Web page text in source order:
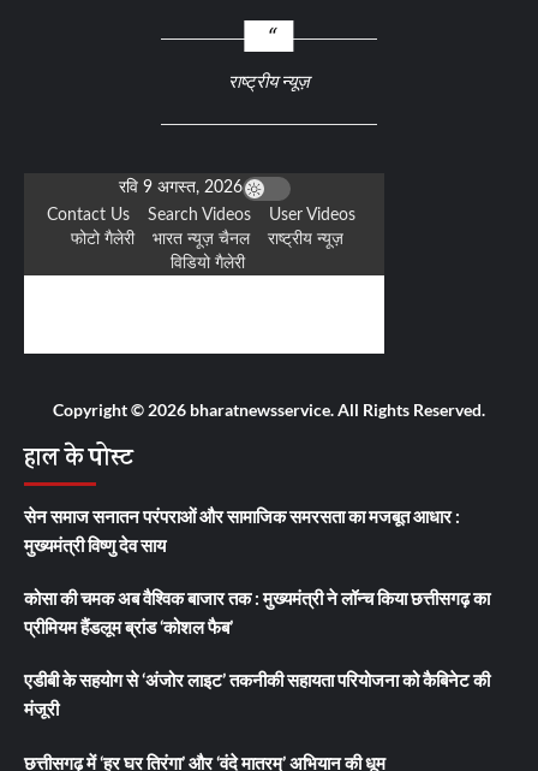
राष्ट्रीय न्यूज़
Copyright © 2026 bharatnewsservice. All Rights Reserved.
हाल के पोस्ट
सेन समाज सनातन परंपराओं और सामाजिक समरसता का मजबूत आधार :
मुख्यमंत्री विष्णु देव साय
कोसा की चमक अब वैश्विक बाजार तक : मुख्यमंत्री ने लॉन्च किया छत्तीसगढ़ का
प्रीमियम हैंडलूम ब्रांड ‘कोशल फैब’
एडीबी के सहयोग से ‘अंजोर लाइट’ तकनीकी सहायता परियोजना को कैबिनेट की
मंजूरी
छत्तीसगढ़ में ‘हर घर तिरंगा’ और ‘वंदे मातरम्’ अभियान की धूम